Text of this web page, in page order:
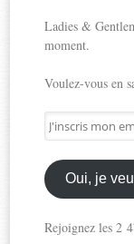
Ladies &
moment.
Voulez-vous en
J'inscris
mon
email
ici
Oui, je
Rejoignez les 2